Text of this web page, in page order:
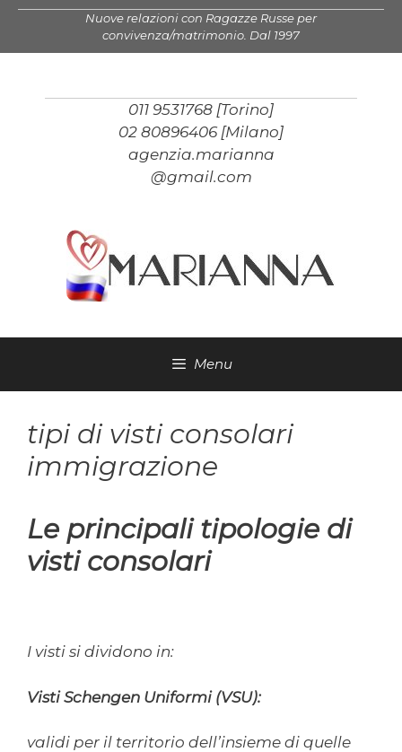
Vai
contenuto
Nuove relazioni con Ragazze Russe per
convivenza/matrimonio. Dal 1997
011 9531768 [Torino]
02 80896406 [Milano]
agenzia.marianna
@gmail.com
Menu
tipi di visti consolari
immigrazione
Le principali tipologie di
visti consolari
I visti si dividono in:
Visti Schengen Uniformi (VSU):
validi per il territorio dell’insieme di quelle